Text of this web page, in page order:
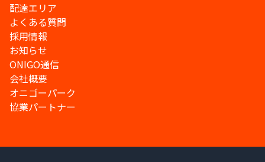
配達エリア
よくある質問
採用情報
お知らせ
ONIGO通信
会社概要
オニゴーパーク
協業パートナー